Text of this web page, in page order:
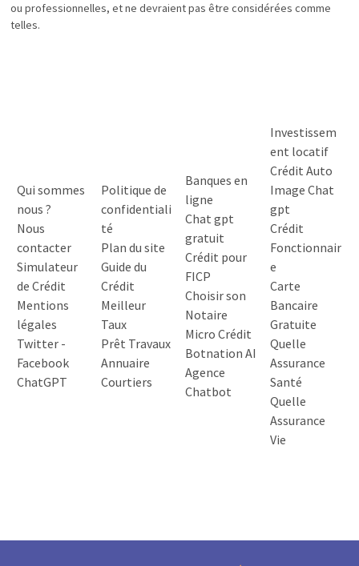
ou professionnelles, et ne devraient pas être considérées comme
telles.
Qui sommes
nous ?
Nous
contacter
Simulateur
de Crédit
Mentions
légales
Twitter-
Facebook
ChatGPT
Politique de
confidentiali
té
Plan du site
Guide du
Crédit
Meilleur
Taux
Prêt Travaux
Annuaire
Courtiers
Banques en
ligne
Chat gpt
gratuit
Crédit pour
FICP
Choisir son
Notaire
Micro Crédit
Botnation AI
Agence
Chatbot
Investissem
ent locatif
Crédit Auto
Image Chat
gpt
Crédit
Fonctionnair
e
Carte
Bancaire
Gratuite
Quelle
Assurance
Santé
Quelle
Assurance
Vie